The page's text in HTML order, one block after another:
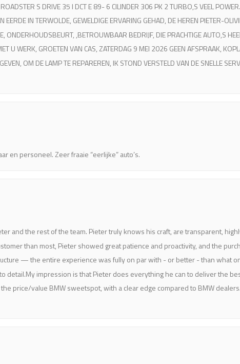
S DRIVE 35 I DCT E 89- 6 CILINDER 306 PK 2 TURBO,S VEEL
EERDE IN TERWOLDE, GEWELDIGE ERVARING GEHAD, DE HEREN PIETER-
ONDERHOUDSBEURT, ,BETROUWBAAR BEDRIJF, DIE PRACHTIGE AUTO,S
U WERK, GROETEN VAN CAS, ZATERDAG 9 MEI 2026 GEEN AFSPRAAK,
OM DE LAMP TE REPAREREN, IK STOND VERSTELD VAN DE SNELLE
en personeel. Zeer fraaie “eerlijke” auto’s.
and the rest of the team. Pieter truly knows his craft, are transparent,
than most, Pieter showed great patience and proactivity, and the
— the entire experience was fully on par with - or better - than what
detail.My impression is that Pieter does everything he can to deliver the
price/value BMW sweetspot, with a clear edge compared to BMW